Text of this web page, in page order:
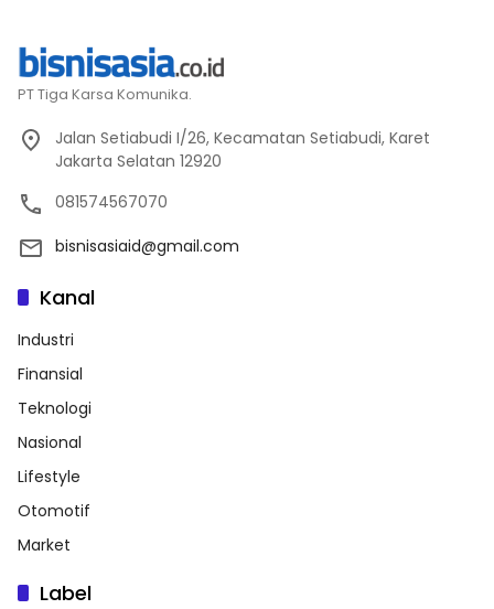
PT Tiga Karsa Komunika.
Jalan Setiabudi I/26, Kecamatan Setiabudi, Karet
Jakarta Selatan 12920
081574567070
bisnisasiaid@gmail.com
Kanal
Industri
Finansial
Teknologi
Nasional
Lifestyle
Otomotif
Market
Label